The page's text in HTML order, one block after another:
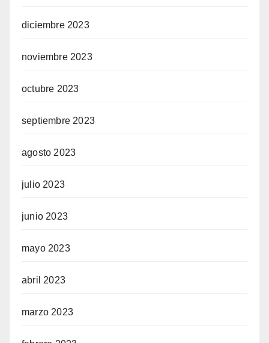
diciembre 2023
noviembre 2023
octubre 2023
septiembre 2023
agosto 2023
julio 2023
junio 2023
mayo 2023
abril 2023
marzo 2023